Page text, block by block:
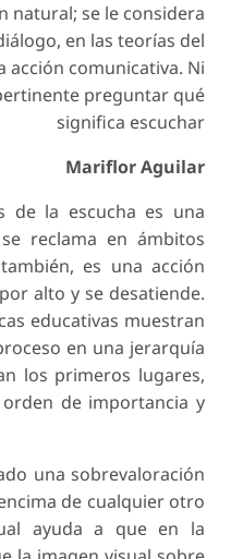
natural; se le considera
en las teorías del
acción comunicativa. Ni
preguntar qué
significa escuchar
Mariflor Aguilar
de la escucha es una
reclama en ámbitos
es una acción
alto y se desatiende.
educativas muestran
en una jerarquía
los primeros lugares,
de importancia y
una sobrevaloración
de cualquier otro
ayuda a que en la